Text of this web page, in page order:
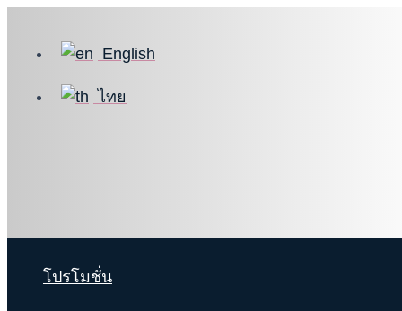
English
ไทย
โปรโมชั่น